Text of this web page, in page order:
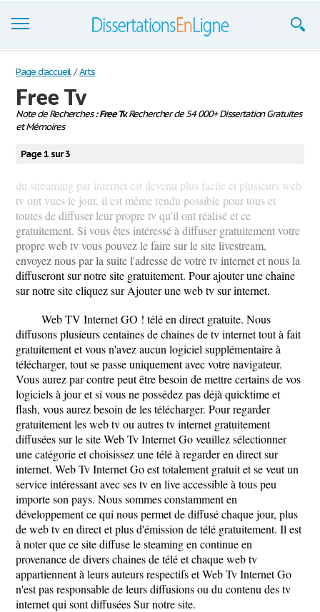
Dissertations
S'inscrire
Se connecter
Contactez-nous
Page d'accueil / Arts
Free Tv
Note de Recherches: Free Tv.Rechercher de 54 000+ Dissertation Gratuites
et Mémoires
Page 1 sur 3
du streaming par internet est devenu plus facile et plusieurs web
tv ont vues le jour, il est même rendu possible pour tous et
toutes de diffuser leur propre tv qu'il ont réalisé et ce
gratuitement. Si vous êtes intéressé à diffuser gratuitement votre
propre web tv vous pouvez le faire sur le site livestream,
envoyez nous par la suite l'adresse de votre tv internet et nous la
diffuseront sur notre site gratuitement. Pour ajouter une chaine
sur notre site cliquez sur Ajouter une web tv sur internet.
Web TV Internet GO ! télé en direct gratuite. Nous
diffusons plusieurs centaines de chaines de tv internet tout à fait
gratuitement et vous n'avez aucun logiciel supplémentaire à
télécharger, tout se passe uniquement avec votre navigateur.
Vous aurez par contre peut être besoin de mettre certains de vos
logiciels à jour et si vous ne possédez pas déjà quicktime et
flash, vous aurez besoin de les télécharger. Pour regarder
gratuitement les web tv ou autres tv internet gratuitement
diffusées sur le site Web Tv Internet Go veuillez sélectionner
une catégorie et choisissez une télé à regarder en direct sur
internet. Web Tv Internet Go est totalement gratuit et se veut un
service intéressant avec ses tv en live accessible à tous peu
importe son pays. Nous sommes constamment en
développement ce qui nous permet de diffusé chaque jour, plus
de web tv en direct et plus d'émission de télé gratuitement. Il est
à noter que ce site diffuse le steaming en continue en
provenance de divers chaines de télé et chaque web tv
appartiennent à leurs auteurs respectifs et Web Tv Internet Go
n'est pas responsable de leurs diffusions ou du contenu des tv
internet qui sont diffusées Sur notre site.